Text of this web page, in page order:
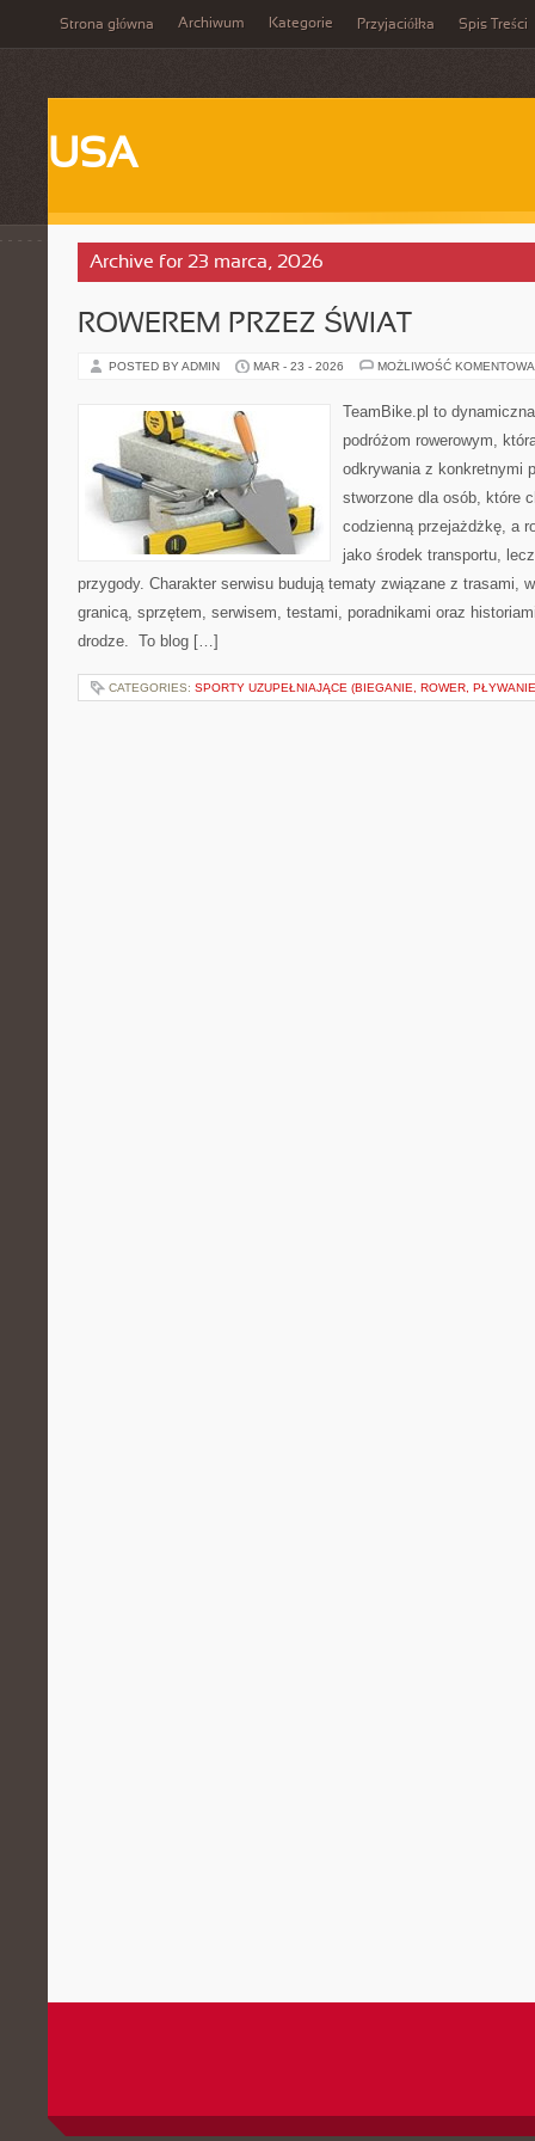
Strona główna Archiwum Kategorie Przyjaciółka Spis Treści
USA
Archive for 23 marca, 2026
ROWEREM PRZEZ ŚWIAT
POSTED BY ADMIN MAR - 23 - 2026 MOŻLIWOŚĆ
TeamBike.pl to
podróżom rowerowym,
odkrywania z konkretnymi
stworzone dla osób, które
codzienną przejażdżkę, a
jako środek transportu,
przygody. Charakter serwisu budują tematy związane z trasami,
granicą, sprzętem, serwisem, testami, poradnikami oraz
drodze. To blog […]
CATEGORIES: SPORTY UZUPEŁNIAJĄCE (BIEGANIE, ROWER,